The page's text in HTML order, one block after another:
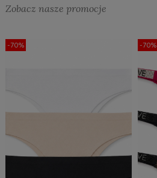
Zobacz nasze promocje
-70% -70%